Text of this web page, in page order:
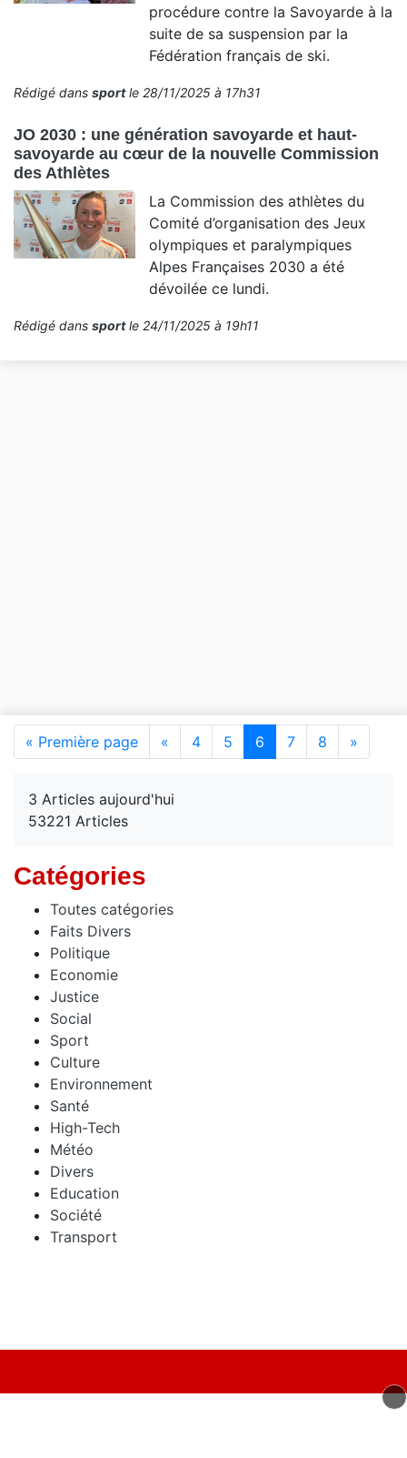
3 Articles aujourd'hui
53221 Articles
Catégories
Toutes catégories
Faits Divers
Politique
Economie
Justice
Social
Sport
Culture
Environnement
Santé
High-Tech
Météo
Divers
Education
Société
Transport
procédure contre la Savoyarde à la
suite de sa suspension par la
Fédération français de ski.
Rédigé dans sportle 28/11/2025 à 17h31
JO 2030 : une génération savoyarde et haut-
savoyarde au cœur de la nouvelle Commission
des Athlètes
La Commission des athlètes du
Comité d’organisation des Jeux
olympiques et paralympiques
Alpes Françaises 2030 a été
dévoilée ce lundi.
Rédigé dans sportle 24/11/2025 à 19h11
« Première page « 4 5 6 (current)
7 8 »